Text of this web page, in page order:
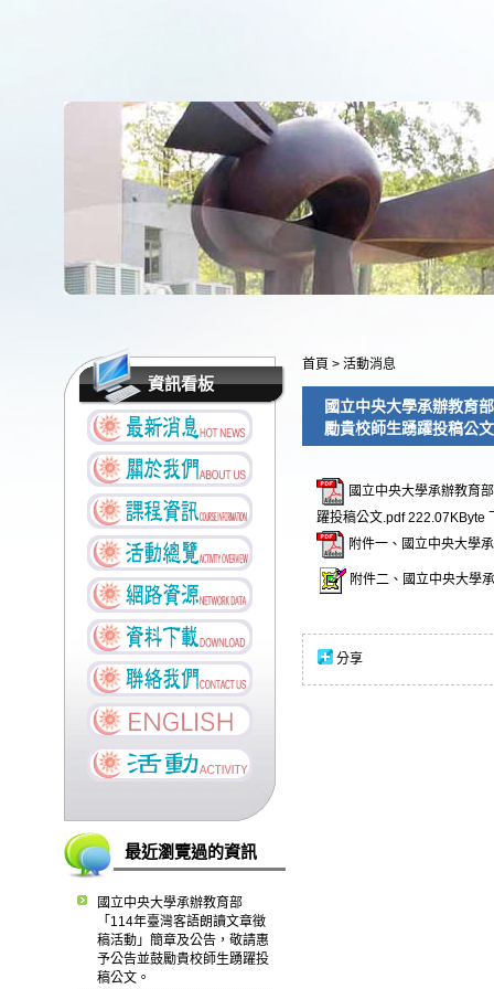
資訊看板
最近瀏覽過的資訊
國立中央大學承辦教育部
「114年臺灣客語朗讀文章徵
稿活動」簡章及公告，敬請惠
予公告並鼓勵貴校師生踴躍投
稿公文。
首頁 > 活動消息
國立中央大學承辦教育
勵貴校師生踴躍投稿公
國立中央大學承辦教育
躍投稿公文.pdf 222.07KByte
附件一、國立中央大學
附件二、國立中央大學
分享